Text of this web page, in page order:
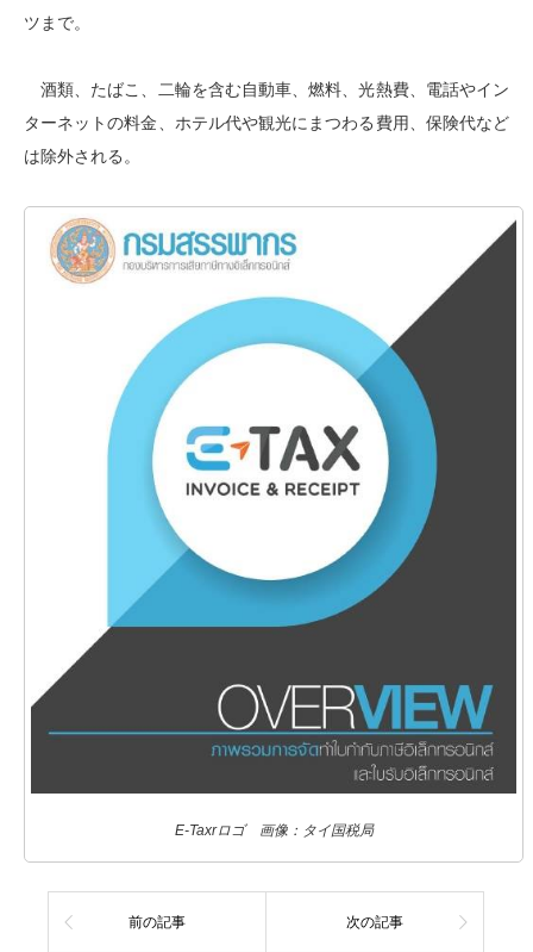
ツまで。
酒類、たばこ、二輪を含む自動車、燃料、光熱費、電話やイン
ターネットの料金、ホテル代や観光にまつわる費用、保険代など
は除外される。
E-Taxrロゴ 画像：タイ国税局
前の記事 次の記事